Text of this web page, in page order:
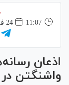
11:07
24 فروردين 1404
اذعان
واشنگتن